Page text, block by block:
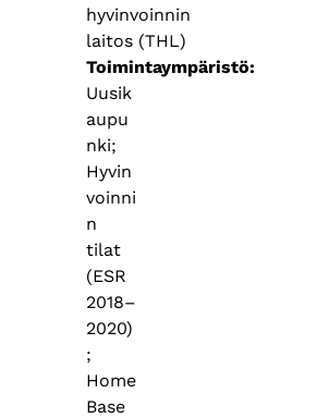
hyvinvoinnin
laitos (THL)
Toimintaympäristö
Uusik
aupu
nki;
Hyvin
voinni
n
tilat
(ESR
2018–
2020)
;
Home
Base